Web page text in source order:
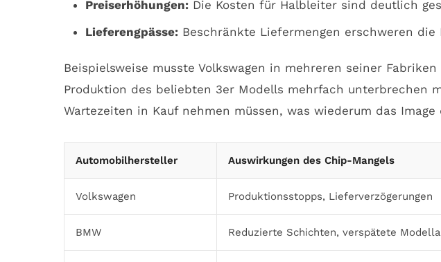
Preiserhöhungen:Die Kosten für Halbleiter sind deutlich
Lieferengpässe:Beschränkte Liefermengen erschweren die
Beispielsweise musste Volkswagen in mehreren seiner
Produktion des beliebten 3er Modells mehrfach unterbrechen
Wartezeiten in Kauf nehmen müssen, was wiederum das
Automobilhersteller Auswirkungen des Chip-Mangels
Volkswagen Produktionsstopps, Lieferverzögerungen
BMW Reduzierte Schichten, verspätete